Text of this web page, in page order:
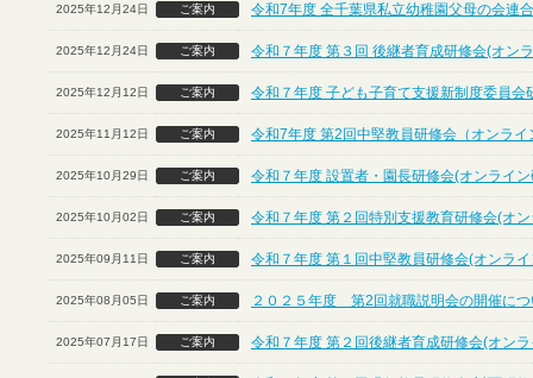
2025年12月24日 ご案内 令和7年度 全千葉県私立幼稚園父母の会連
2025年12月24日 ご案内 令和７年度 第３回 後継者育成研修会(オン
2025年12月12日 ご案内 令和７年度 子ども子育て支援新制度委員会
2025年11月12日 ご案内 令和7年度 第2回中堅教員研修会（オンライ
2025年10月29日 ご案内 令和７年度 設置者・園長研修会(オンライ
2025年10月02日 ご案内 令和７年度 第２回特別支援教育研修会(オ
2025年09月11日 ご案内 令和７年度 第１回中堅教員研修会(オンラ
2025年08月05日 ご案内 ２０２５年度 第2回就職説明会の開催につ
2025年07月17日 ご案内 令和７年度 第２回後継者育成研修会(オン